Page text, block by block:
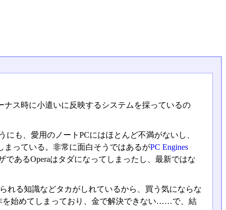
ス時に小遣いに反映するシステムを採っているの
も、愛用のノートPCにはほとんど不満がないし、
っている。非常に面白そうではあるがPC Engines
あるOperaはタダになってしまったし、最新ではな
れる知識などタカがしれているから、買う気にならな
を始めてしまっており、金で解決できない……で、結